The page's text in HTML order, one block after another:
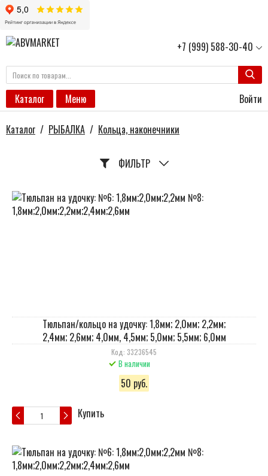
+7 (999) 588-30-40
Каталог Меню Войти
Каталог / РЫБАЛКА / Кольца, наконечники
ФИЛЬТР
Тюльпан/кольцо на удочку: 1,8мм; 2,0мм; 2,2мм;
2,4мм; 2,6мм; 4,0мм, 4,5мм; 5,0мм; 5,5мм; 6,0мм
Код: 33236545
В наличии
50 руб.
Купить